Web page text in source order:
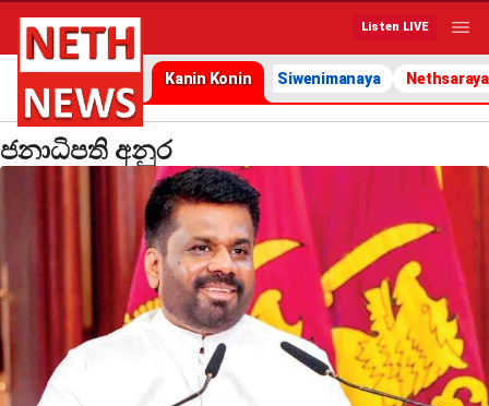
Listen LIVE
Kanin Konin Siwenimanaya Nethsaraya
ජනාධිපති අනුර